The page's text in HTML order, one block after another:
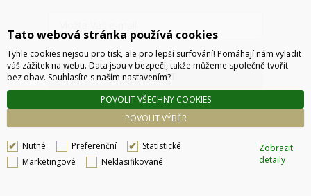
ODESLAT
Tato webová stránka používá cookies
Tyhle cookies nejsou pro tisk, ale pro lepší surfování! Pomáhají nám vyladit
váš zážitek na webu. Data jsou v bezpečí, takže můžeme společně tvořit
bez obav. Souhlasíte s naším nastavením?
POVOLIT VÝBĚR
POVOLIT VŠECHNY COOKIES
Nutné Preferenční
Statistické
Marketingové
Neklasifikované
Zobrazit
detaily